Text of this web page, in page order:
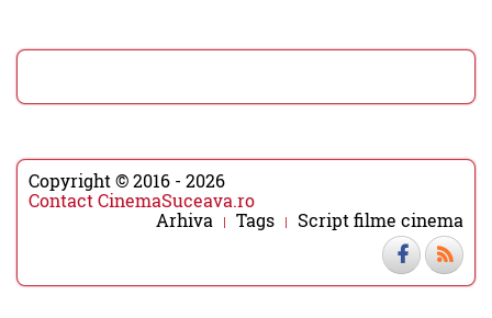
Copyright © 2016 - 2026
Contact CinemaSuceava.ro
Arhiva
Tags Script filme cinema